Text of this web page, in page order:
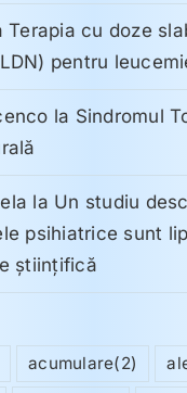
Terapia cu doze
pentru
la Sindromul
la Un studiu
psihiatrice sunt
științifică
acumulare(2)